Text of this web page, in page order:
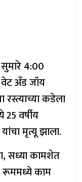
सुमारे 4:00
अँड जॉय
रस्त्याच्या कडेला
वर्षीय
मृत्यू झाला.
सध्या कामशेत
रूममध्ये काम